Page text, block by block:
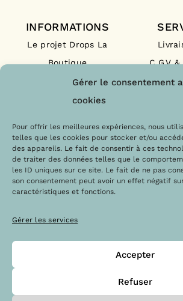
Gérer le consentement
cookies
Pour offrir les meilleures expériences, nous
telles que les cookies pour stocker et/ou
des appareils. Le fait de consentir à ces
de traiter des données telles que le
les ID uniques sur ce site. Le fait de ne pas
son consentement peut avoir un effet négatif
caractéristiques et fonctions.
Gérer les services
Accepter
Refuser
INFORMATIONS
Le projet Drops La
Boutique
Nos engagements
Les labels
C.G.V